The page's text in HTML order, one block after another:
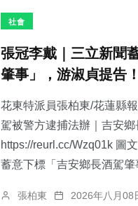
社會
張冠李戴｜三立新聞
肇事」，游淑貞提告！
花東特派員張柏東/花蓮縣
駕被警方逮捕法辦｜吉安
https://reurl.cc/Wzq01k 圖
蓄意下標「吉安鄉長酒駕
張柏東 2026年八月08